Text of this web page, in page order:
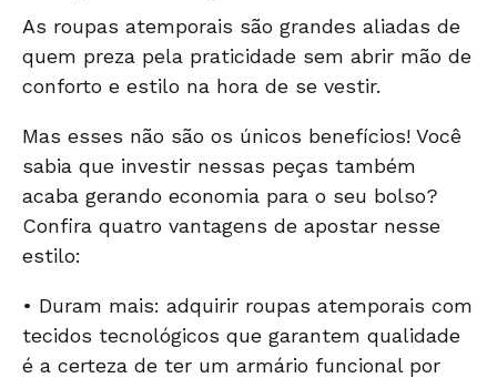
As roupas atemporais são grandes aliadas de
quem preza pela praticidade sem abrir mão de
conforto e estilo na hora de se vestir.
Mas esses não são os únicos benefícios! Você
sabia que investir nessas peças também
acaba gerando economia para o seu bolso?
Confira quatro vantagens de apostar nesse
estilo:
• Duram mais: adquirir roupas atemporais com
tecidos tecnológicos que garantem qualidade
é a certeza de ter um armário funcional por